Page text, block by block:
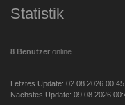
Statistik
8 Benutzer online
Letztes Update: 02.08.2026
Nächstes Update: 09.08.2026